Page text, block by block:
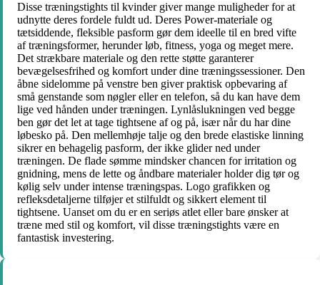
Disse træningstights til kvinder giver mange muligheder for at
udnytte deres fordele fuldt ud. Deres Power-materiale og
tætsiddende, fleksible pasform gør dem ideelle til en bred vifte
af træningsformer, herunder løb, fitness, yoga og meget mere.
Det strækbare materiale og den rette støtte garanterer
bevægelsesfrihed og komfort under dine træningssessioner. Den
åbne sidelomme på venstre ben giver praktisk opbevaring af
små genstande som nøgler eller en telefon, så du kan have dem
lige ved hånden under træningen. Lynlåslukningen ved begge
ben gør det let at tage tightsene af og på, især når du har dine
løbesko på. Den mellemhøje talje og den brede elastiske linning
sikrer en behagelig pasform, der ikke glider ned under
træningen. De flade sømme mindsker chancen for irritation og
gnidning, mens de lette og åndbare materialer holder dig tør og
kølig selv under intense træningspas. Logo grafikken og
refleksdetaljerne tilføjer et stilfuldt og sikkert element til
tightsene. Uanset om du er en seriøs atlet eller bare ønsker at
træne med stil og komfort, vil disse træningstights være en
fantastisk investering.